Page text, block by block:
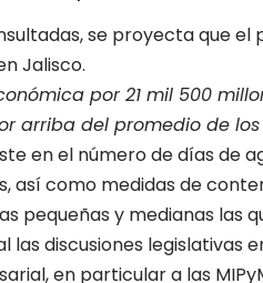
se proyecta que el
Jalisco.
por 21 mil 500
arriba del promedio de los
en el número de días de
así como medidas de
pequeñas y medianas las
las discusiones legislativas
en particular a las